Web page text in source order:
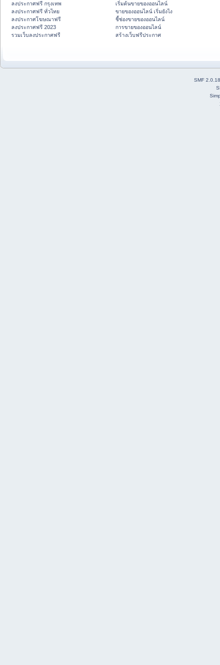
ลงประกาศฟรี กรุงเทพ
ลงประกาศฟรี ทั่วไทย
ลงประกาศโฆษณาฟรี
ลงประกาศฟรี 2023
รวมเว็บลงประกาศฟรี
เริ่มต้นขายของออนไลน์
ขายของออนไลน์ เริ่มยังไง
ชี้ช่องขายของออนไลน์
การขายของออนไลน์
สร้างเว็บฟรีประกาศ
SMF 2.0.18